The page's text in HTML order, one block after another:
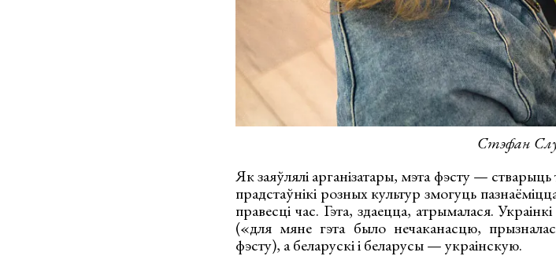
Стэфан
Як заяўлялі арганізатары, мэта фэсту —
прадстаўнікі розных культур змогуць
правесці час. Гэта, здаецца, атрымалася.
(«для мяне гэта было нечаканасцю,
фэсту), а беларускі і беларусы — украінскую.